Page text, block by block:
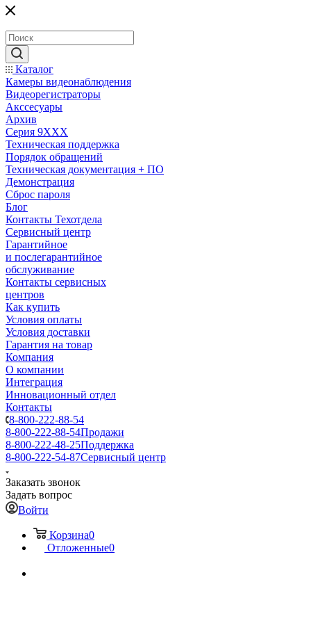
Каталог
Камеры видеонаблюдения
Видеорегистраторы
Акссесуары
Архив
Серия 9XXX
Техническая поддержка
Порядок обращений
Техническая документация + ПО
Демонстрация
Сброс пароля
Блог
Контакты Техотдела
Сервисный центр
Гарантийное
и послегарантийное
обслуживание
Контакты сервисных
центров
Как купить
Условия оплаты
Условия доставки
Гарантия на товар
Компания
О компании
Интеграция
Инновационный отдел
Контакты
8-800-222-88-54
8-800-222-88-54Продажи
8-800-222-48-25Поддержка
8-800-222-54-87Сервисный центр
Заказать звонок
Задать вопрос
Войти
Корзина0
Отложенные0